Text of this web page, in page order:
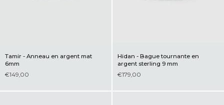
Tamir - Anneau en argent mat
6mm
€149,00
Hidan - Bague tournante en
argent sterling 9 mm
€179,00